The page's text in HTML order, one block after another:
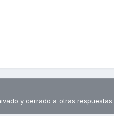
y cerrado a otras respuestas.